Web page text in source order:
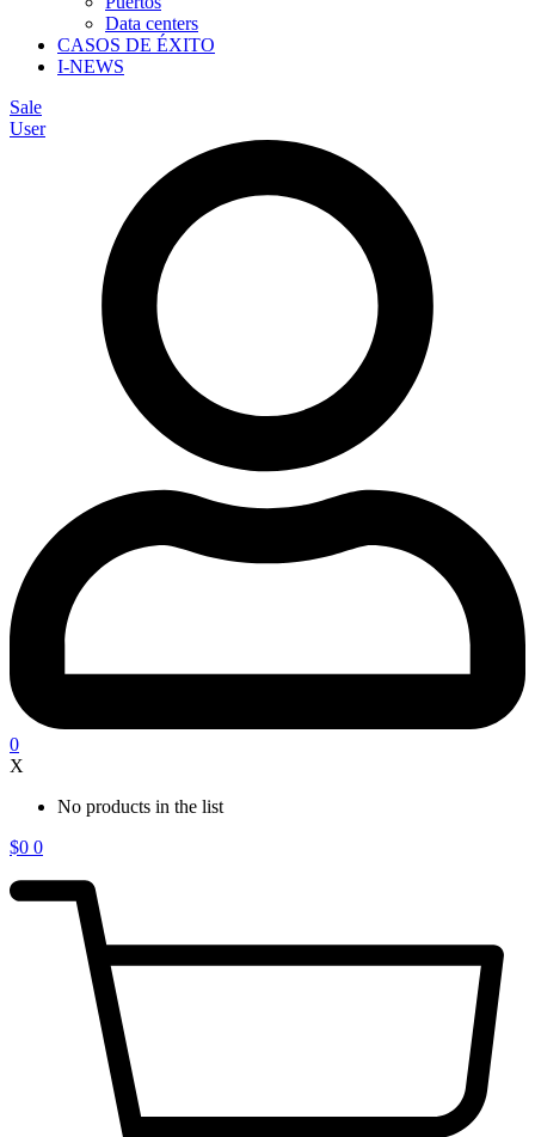
Data centers
CASOS DE ÉXITO
I-NEWS
Sale
User
0
X
No products in the list
$0 0